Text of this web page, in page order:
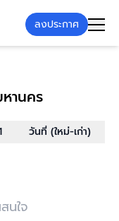
ลงประกาศ
านคร
วันที่ (ใหม่-เก่า)
นใจ